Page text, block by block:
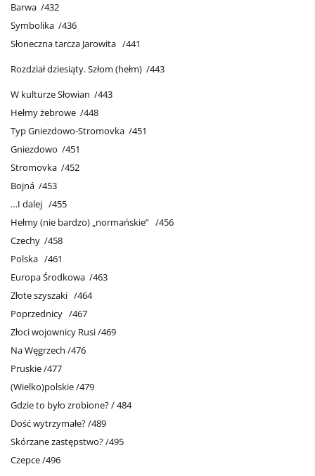
Barwa /432
Symbolika /436
Słoneczna tarcza Jarowita /441
Rozdział dziesiąty. Szłom (hełm) /443
W kulturze Słowian /443
Hełmy żebrowe /448
Typ Gniezdowo-Stromovka /451
Gniezdowo /451
Stromovka /452
Bojná /453
…I dalej /455
Hełmy (nie bardzo) „normańskie” /456
Czechy /458
Polska /461
Europa Środkowa /463
Złote szyszaki /464
Poprzednicy /467
Złoci wojownicy Rusi /469
Na Węgrzech /476
Pruskie /477
(Wielko)polskie /479
Gdzie to było zrobione? / 484
Dość wytrzymałe? /489
Skórzane zastępstwo? /495
Czepce /496